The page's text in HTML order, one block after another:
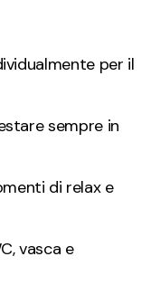
per il
sempre in
di relax e
vasca e